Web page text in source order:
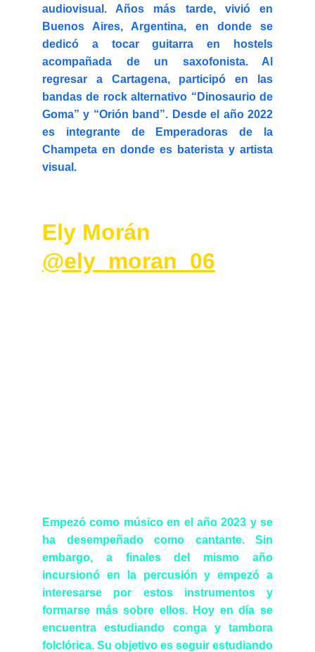
audiovisual. Años más tarde, vivió en
Buenos Aires, Argentina, en donde se
dedicó a tocar guitarra en hostels
acompañada de un saxofonista. Al
regresar a Cartagena, participó en las
bandas de rock alternativo “Dinosaurio de
Goma” y “Orión band”. Desde el año 2022
es integrante de Emperadoras de la
Champeta en donde es baterista y artista
visual.
Ely Morán
@ely_moran_06
Empezó como músico en el año 2023 y se
ha desempeñado como cantante. Sin
embargo, a finales del mismo año
incursionó en la percusión y empezó a
interesarse por estos instrumentos y
formarse más sobre ellos. Hoy en día se
encuentra estudiando conga y tambora
folclórica. Su objetivo es seguir estudiando